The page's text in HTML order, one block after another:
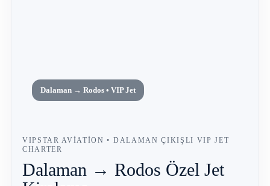
VIPSTAR AVIATION • DALAMAN ÇIKIŞLI VIP JET
CHARTER
Dalaman → Rodos Özel Jet
Dalaman → Rodos • VIP Jet